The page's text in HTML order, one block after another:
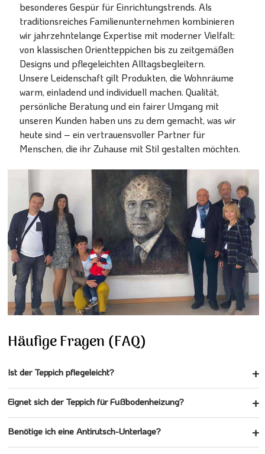
besonderes Gespür für Einrichtungstrends. Als
traditionsreiches Familienunternehmen kombinieren
wir jahrzehntelange Expertise mit moderner Vielfalt:
von klassischen Orientteppichen bis zu zeitgemäßen
Designs und pflegeleichten Alltagsbegleitern.
Unsere Leidenschaft gilt Produkten, die Wohnräume
warm, einladend und individuell machen. Qualität,
persönliche Beratung und ein fairer Umgang mit
unseren Kunden haben uns zu dem gemacht, was wir
heute sind – ein vertrauensvoller Partner für
Menschen, die ihr Zuhause mit Stil gestalten möchten.
Häufige Fragen (FAQ)
Ist der Teppich pflegeleicht?
Eignet sich der Teppich für Fußbodenheizung?
Benötige ich eine Antirutsch-Unterlage?